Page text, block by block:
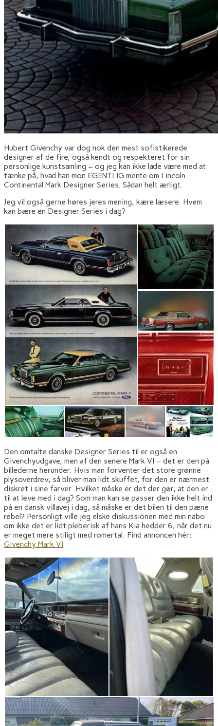
Hubert Givenchy var dog nok den mest sofistikerede
designer af de fire, også kendt og respekteret for sin
personlige kunstsamling – og jeg kan ikke lade være med at
tænke på, hvad han mon EGENTLIG mente om Lincoln
Continental Mark Designer Series. Sådan helt ærligt.
Jeg vil også gerne høres jeres mening, kære læsere. Hvem
kan bære en Designer Series i dag?
Den omtalte danske Designer Series til er også en
Givenchyudgave, men af den senere Mark VI – det er den på
billederne herunder. Hvis man forventer det store grønne
plysoverdrev, så bliver man lidt skuffet, for den er nærmest
diskret i sine farver. Hvilket måske er det der gør, at den er
til at leve med i dag? Som man kan se passer den ikke helt ind
på en dansk villavej i dag, så måske er det bilen til den pæne
rebel? Personligt ville jeg elske diskussionen med min nabo
om ikke det er lidt pleberisk af hans Kia hedder 6, når det nu
er meget mere stiligt med romertal. Find annoncen hér:
Givenchy Mark VI